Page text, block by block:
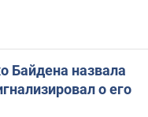
Байдена назвала
о его